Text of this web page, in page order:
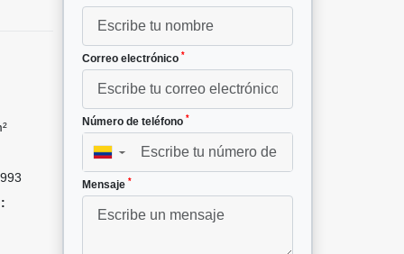
Correo electrónico *
Número de teléfono *
▼
Mensaje *